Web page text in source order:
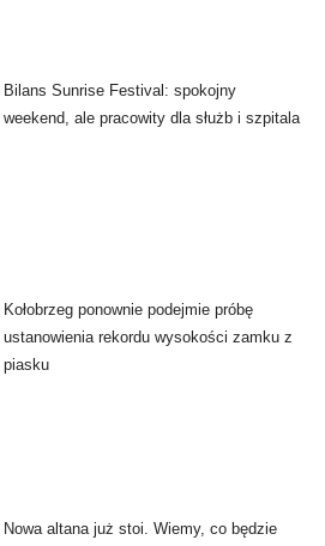
Bilans Sunrise Festival: spokojny
weekend, ale pracowity dla służb i szpitala
Kołobrzeg ponownie podejmie próbę
ustanowienia rekordu wysokości zamku z
piasku
Nowa altana już stoi. Wiemy, co będzie